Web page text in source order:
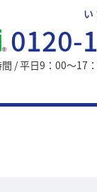
0120-
間 / 平日9：00～